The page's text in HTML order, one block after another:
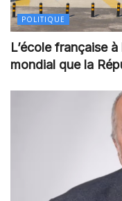
POLITIQUE
L’école française
mondial que la